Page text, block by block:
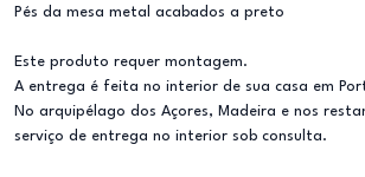
Pés da mesa metal acabados a preto
Este produto requer montagem.
A entrega é feita no interior de sua casa em
No arquipélago dos Açores, Madeira e nos
serviço de entrega no interior sob consulta.